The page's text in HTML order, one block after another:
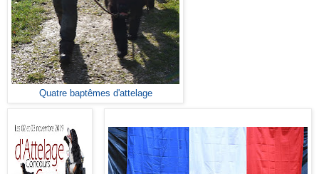
Quatre baptêmes d'attelage